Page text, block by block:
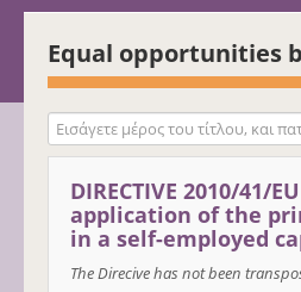
Equal opportunities
Εισάγετε μέρος του τίτλου, και
DIRECTIVE 2010/41/
application of the
in a self-employed
The Direcive has not been